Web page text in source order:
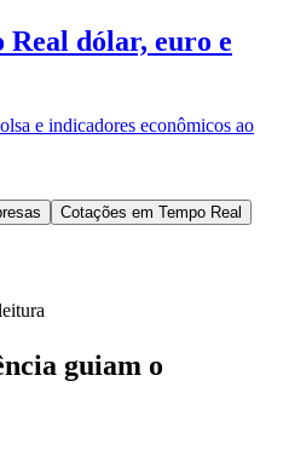
talentos
profissionais da região.
guiam o